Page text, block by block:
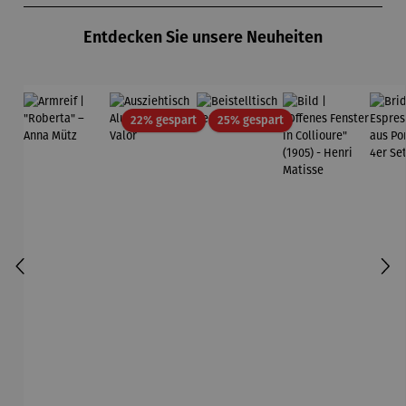
Entdecken Sie unsere Neuheiten
22% gespartRabatt25% gespartRabatt